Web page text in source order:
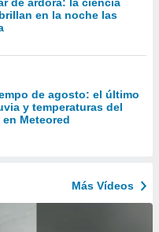
en la noche las
de agosto: el último
y temperaturas del
Meteored
Más Vídeos